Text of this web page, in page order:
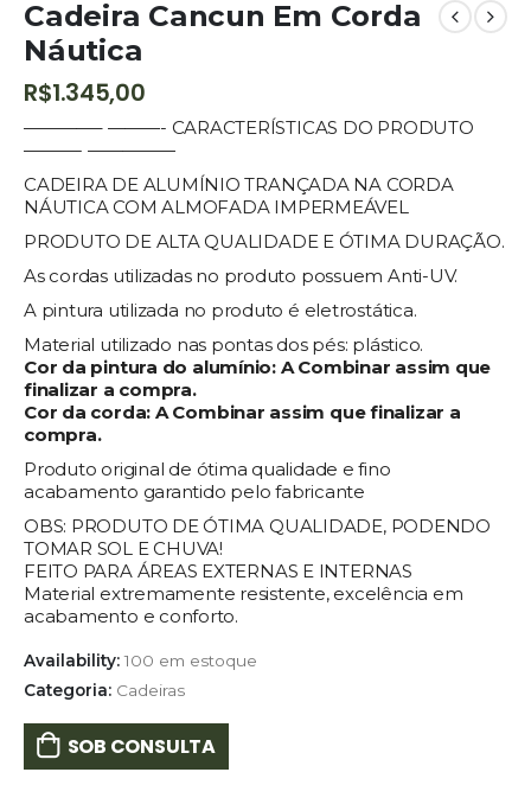
Cadeira Cancun Em Corda
Náutica
R$1.345,00
————– ———- CARACTERÍSTICAS DO PRODUTO
———- —————
CADEIRA DE ALUMÍNIO TRANÇADA NA CORDA
NÁUTICA COM ALMOFADA IMPERMEÁVEL
PRODUTO DE ALTA QUALIDADE E ÓTIMA DURAÇÃO.
As cordas utilizadas no produto possuem Anti-UV.
A pintura utilizada no produto é eletrostática.
Material utilizado nas pontas dos pés: plástico.
Cor da pintura do alumínio: A Combinar assim que
finalizar a compra.
Cor da corda: A Combinar assim que finalizar a
compra.
Produto original de ótima qualidade e fino
acabamento garantido pelo fabricante
OBS: PRODUTO DE ÓTIMA QUALIDADE, PODENDO
TOMAR SOL E CHUVA!
FEITO PARA ÁREAS EXTERNAS E INTERNAS
Material extremamente resistente, excelência em
acabamento e conforto.
Availability:100 em estoque
Categoria: Cadeiras
SOB CONSULTA